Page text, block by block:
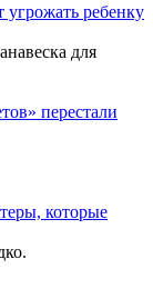
ребенку
для
перестали
которые